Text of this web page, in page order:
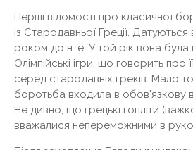
Перші відомості про класичної
із Стародавньої Греції.
роком до н. е. У той рік вона
Олімпійські ігри, що говорить про
серед стародавніх греків. Мало
боротьба входила в обов'язкову
Не дивно, що грецькі гопліти
вважалися непереможними в